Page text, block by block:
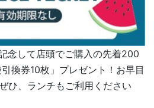
念して店頭でご購入の先着200
換券10枚」プレゼント！お早目
ひ、ランチもご利用ください